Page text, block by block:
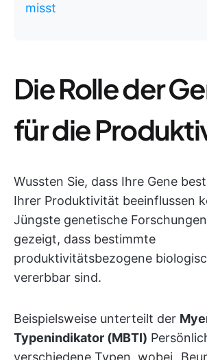
misst
Die Rolle der
für die
Wussten Sie, dass Ihre Gene
Ihrer Produktivität beeinflussen
Jüngste genetische
gezeigt, dass bestimmte
produktivitätsbezogene
vererbbar sind.
Beispielsweise unterteilt der
Typenindikator (MBTI)
verschiedene Typen, wobei